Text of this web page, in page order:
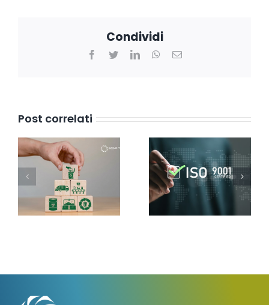
Condividi
Facebook
TwitterLinkedInWhatsApp
Email
Post correlati